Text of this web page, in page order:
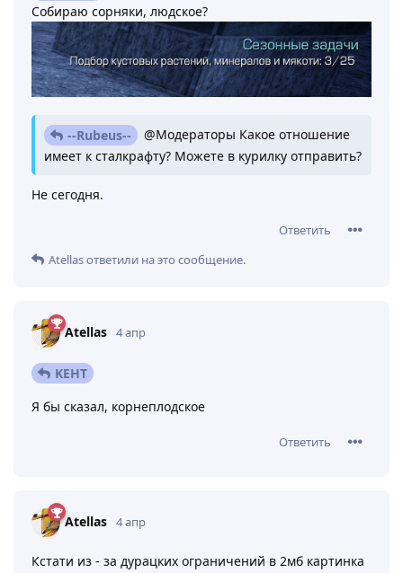
Собираю сорняки, людское?
--Rubeus--
@Модераторы Какое отношение
имеет к сталкрафту? Можете в курилку отправить?
Не сегодня.
Ответить
Atellasответили на это сообщение.
Atellas 4 апр
KEHT
Я бы сказал, корнеплодское
Ответить
Atellas 4 апр
Кстати из - за дурацких ограничений в 2мб картинка